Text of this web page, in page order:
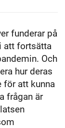
funderar på
att fortsätta
Och
hur deras
för att kunna
frågan är